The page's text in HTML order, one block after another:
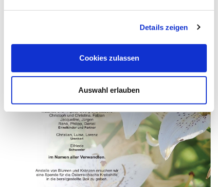
Details zeigen
Cookies zulassen
Auswahl erlauben